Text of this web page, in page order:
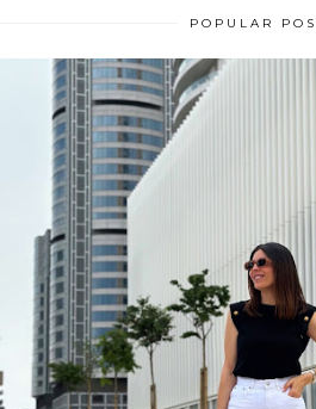
POPULAR